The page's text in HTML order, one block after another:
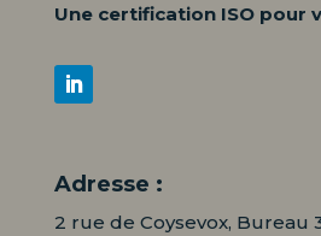
Une certification ISO pour
Adresse :
2 rue de Coysevox, Bureau